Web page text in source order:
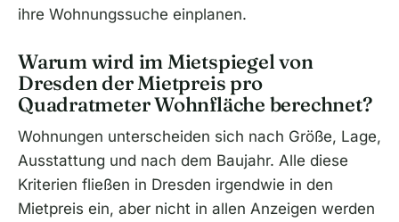
ihre Wohnungssuche einplanen.
Warum wird im Mietspiegel von
Dresden der Mietpreis pro
Quadratmeter Wohnfläche berechnet?
Wohnungen unterscheiden sich nach Größe, Lage,
Ausstattung und nach dem Baujahr. Alle diese
Kriterien fließen in Dresden irgendwie in den
Mietpreis ein, aber nicht in allen Anzeigen werden